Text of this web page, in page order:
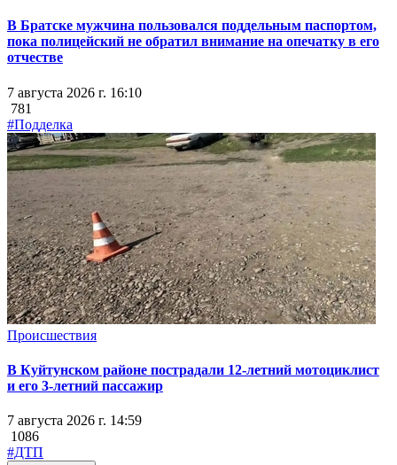
В Братске мужчина пользовался поддельным паспортом,
пока полицейский не обратил внимание на опечатку в его
отчестве
7 августа 2026 г. 16:10
781
#Подделка
Происшествия
В Куйтунском районе пострадали 12-летний мотоциклист
и его 3-летний пассажир
7 августа 2026 г. 14:59
1086
#ДТП